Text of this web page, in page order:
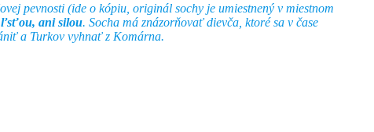
pevnosti (ide o kópiu, originál sochy je umiestnený v miestnom
ani silou. Socha má znázorňovať dievča, ktoré sa v čase
a Turkov vyhnať z Komárna.